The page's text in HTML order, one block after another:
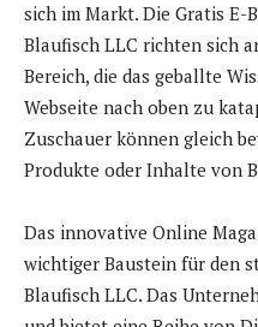
sich im Markt. Die Gratis E-
Blaufisch LLC richten sich
Bereich, die das geballte
Webseite nach oben zu
Zuschauer können gleich
Produkte oder Inhalte von
Das innovative Online
wichtiger Baustein für den
Blaufisch LLC. Das